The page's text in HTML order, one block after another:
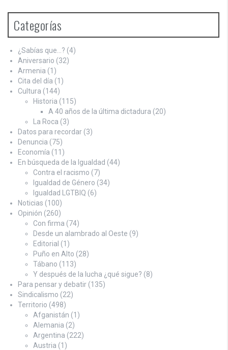
Categorías
¿Sabías que…? (4)
Aniversario (32)
Armenia (1)
Cita del día (1)
Cultura (144)
Historia (115)
A 40 años de la última dictadura (20)
La Roca (3)
Datos para recordar (3)
Denuncia (75)
Economía (11)
En búsqueda de la Igualdad (44)
Contra el racismo (7)
Igualdad de Género (34)
Igualdad LGTBIQ (6)
Noticias (100)
Opinión (260)
Con firma (74)
Desde un alambrado al Oeste (9)
Editorial (1)
Puño en Alto (28)
Tábano (113)
Y después de la lucha ¿qué sigue? (8)
Para pensar y debatir (135)
Sindicalismo (22)
Territorio (498)
Afganistán (1)
Alemania (2)
Argentina (222)
Austria (1)